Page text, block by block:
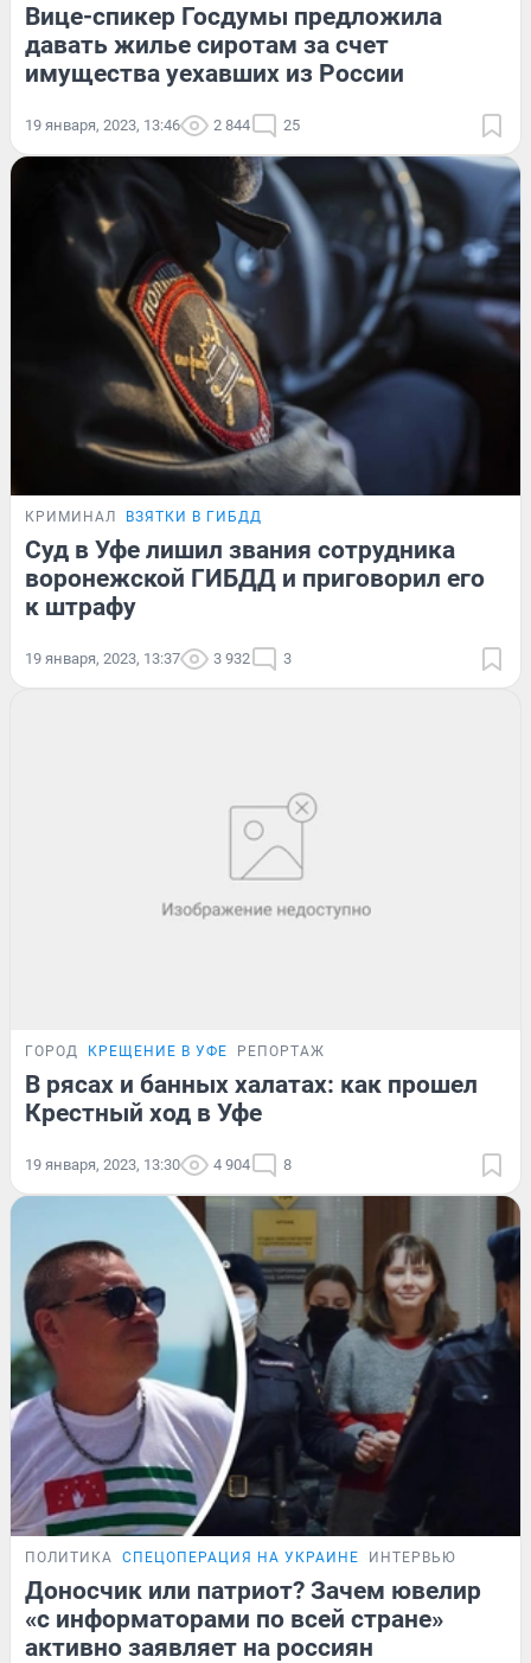
Вице-спикер Госдумы предложила
давать жилье сиротам за счет
имущества уехавших из России
19 января, 2023, 13:46 2 844 25
КРИМИНАЛ ВЗЯТКИ В ГИБДД
Суд в Уфе лишил звания сотрудника
воронежской ГИБДД и приговорил его
к штрафу
19 января, 2023, 13:37 3 932 3
ГОРОД КРЕЩЕНИЕ В УФЕ РЕПОРТАЖ
В рясах и банных халатах: как прошел
Крестный ход в Уфе
19 января, 2023, 13:30 4 904 8
ПОЛИТИКА СПЕЦОПЕРАЦИЯ НА УКРАИНЕ ИНТЕРВЬЮ
Доносчик или патриот? Зачем ювелир
«с информаторами по всей стране»
активно заявляет на россиян